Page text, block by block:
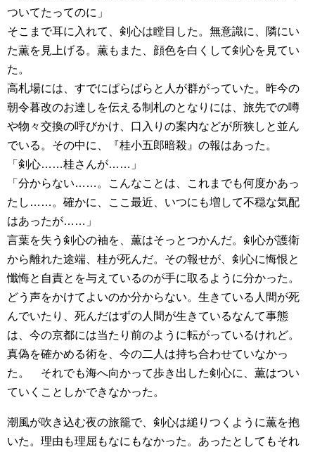
ついてたってのに」
そこまで耳に入れて、剣心は瞠目した。無意識に、隣にい
た薫を見上げる。薫もまた、顔色を白くして剣心を見てい
た。
高札場には、すでにぱらぱらと人が群がっていた。昨今の
朝令暮改のお達しを伝える制札のとなりには、旅先での噂
や物々交換の呼びかけ、口入りの案内などが所狭しと並ん
でいる。その中に、『桂小五郎暗殺』の報はあった。
「剣心……桂さんが……」
「分からない……。こんなことは、これまでも何度かあっ
たし……。確かに、ここ最近、いつにも増して不穏な気配
はあったが……」
言葉を失う剣心の袖を、薫はそっとつかんだ。剣心が護衛
から離れた途端、桂が死んだ。その報せが、剣心に悔恨と
懺悔と自責とを与えているのが手に取るように分かった。
どう声をかけてよいのか分からない。生きている人間が死
んでいたり、死んだはずの人間が生きているなんて事態
は、今の京都には当たり前のように転がっているけれど。
真偽を確かめる術を、今の二人は持ち合わせていなかっ
た。 それでも海へ向かって歩き出した剣心に、薫はつい
ていくことしかできなかった。
潮風が吹き込む夜の旅籠で、剣心は縋りつくように薫を抱
いた。理由も理屈もなにもなかった。あったとしてもそれ